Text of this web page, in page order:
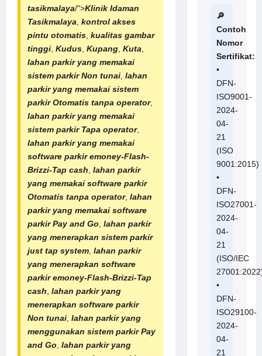
tasikmalaya/">Klinik Idaman
Tasikmalaya kontrol akses
pintu otomatis kualitas gambar
tinggi Kudus Kupang Kuta
lahan parkir yang memakai
sistem parkir Non tunai lahan
parkir yang memakai sistem
parkir Otomatis tanpa operator,
lahan parkir yang memakai
sistem parkir Tapa operator,
lahan parkir yang memakai
software parkiremoney-Flash-
Brizzi-Tap cash lahan parkir
yang memakai software parkir
Otomatis tanpa operator, lahan
parkir yang memakai software
parkir Pay and Go lahan parkir
yang menerapkan sistem parkir
just tap system lahan parkir
yang menerapkan software
parkir emoney-Flash-Brizzi-Tap
cash lahan parkir yang
menerapkan software parkir
Non tunai lahan parkir yang
menggunakan sistem parkir Pay
and Go lahan parkir yang
🔎
Contoh
Nomor
Sertifikat:
•
DFN-
ISO9001-
2024-
04-
21
(ISO
9001:2015)
•
DFN-
ISO27001-
2024-
04-
21
(ISO/IEC
•
DFN-
ISO29100-
2024-
04-
21